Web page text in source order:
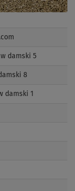
damski 5
8
damski 1